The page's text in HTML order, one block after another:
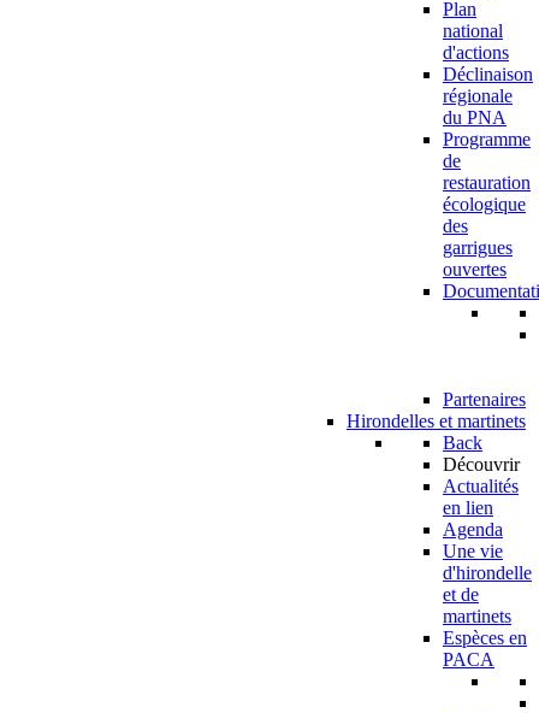
Plan
national
d'actions
Déclinaison
régionale
du PNA
Programme
de
restauration
écologique
des
garrigues
ouvertes
Partenaires
Hirondelles et martinets
Back
Découvrir
Actualités
en lien
Agenda
Une vie
d'hirondelle
et de
martinets
Espèces en
PACA